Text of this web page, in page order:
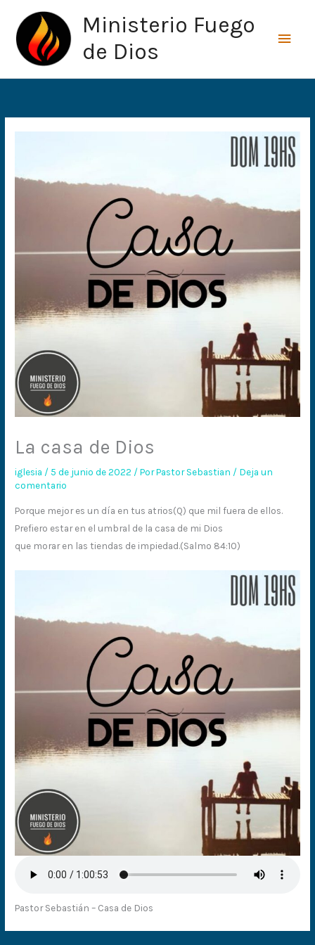
contenido
Ministerio Fuego
de Dios
La casa de Dios
iglesia / 5 de junio de 2022 / PorPastor Sebastian / Deja un
comentario
Porque mejor es un día en tus atrios(Q) que mil fuera de ellos.
Prefiero estar en el umbral de la casa de mi Dios
que morar en las tiendas de impiedad.(Salmo 84:10)
Pastor Sebastián – Casa de Dios